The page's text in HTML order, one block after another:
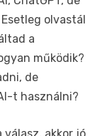
olvastál
a
működik?
de
t használni?